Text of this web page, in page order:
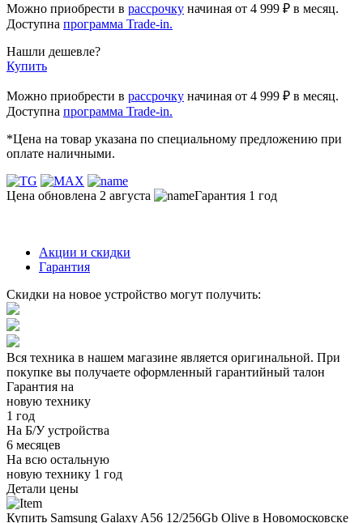
Можно приобрести в рассрочку начиная от 4 999 ₽ в месяц.
Доступна программа Trade-in.
Нашли дешевле?
Купить
Можно приобрести в рассрочку начиная от 4 999 ₽ в месяц.
Доступна программа Trade-in.
*Цена на товар указана по специальному предложению при
оплате наличными.
Цена обновлена 2 августа Гарантия 1 год
Акции и скидки
Гарантия
Скидки на новое устройство могут получить:
Вся техника в нашем магазине является оригинальной. При
покупке вы получаете оформленный гарантийный талон
Гарантия на
новую технику
1 год
На Б/У устройства
6 месяцев
На всю остальную
новую технику 1 год
Детали цены
Купить Samsung Galaxy A56 12/256Gb Olive в Новомосковске